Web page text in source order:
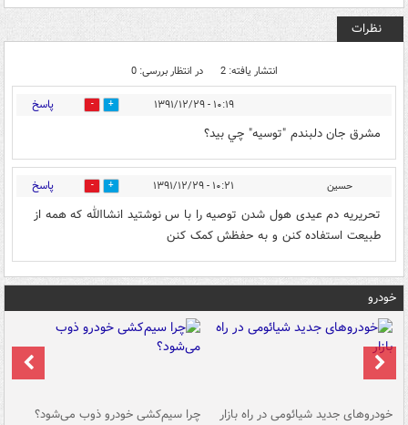
نظرات
انتشار یافته: 2 در انتظار بررسی: 0
۱۰:۱۹ - ۱۳۹۱/۱۲/۲۹ 0 پاسخ
مشرق جان دلبندم "توسيه" چي بيد؟
حسین ۱۰:۲۱ - ۱۳۹۱/۱۲/۲۹ 0 پاسخ
تحریریه دم عیدی هول شدن توصیه را با س نوشتید انشا‌الله که همه از
طبیعت استفاده کنن و به حفظش کمک کنن
خودرو
خودروهای جدید شیائومی در راه بازار چرا سیم‌کشی خودرو ذوب می‌شود؟